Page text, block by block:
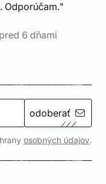
Odporúčam."
6 dňami
odoberať
osobných údajov.